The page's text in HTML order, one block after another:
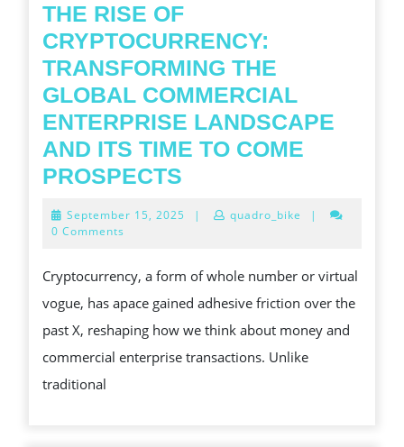
THE RISE OF
CRYPTOCURRENCY:
TRANSFORMING THE
GLOBAL COMMERCIAL
ENTERPRISE LANDSCAPE
AND ITS TIME TO COME
PROSPECTS
OF
TRANSFORMING
THE
GLOBAL
COMMERCIAL
September 15, 2025 September
| quadro_bike
|
0 Comments
Cryptocurrency, a form of whole number or virtual
vogue, has apace gained adhesive friction over the
past X, reshaping how we think about money and
commercial enterprise transactions. Unlike
traditional